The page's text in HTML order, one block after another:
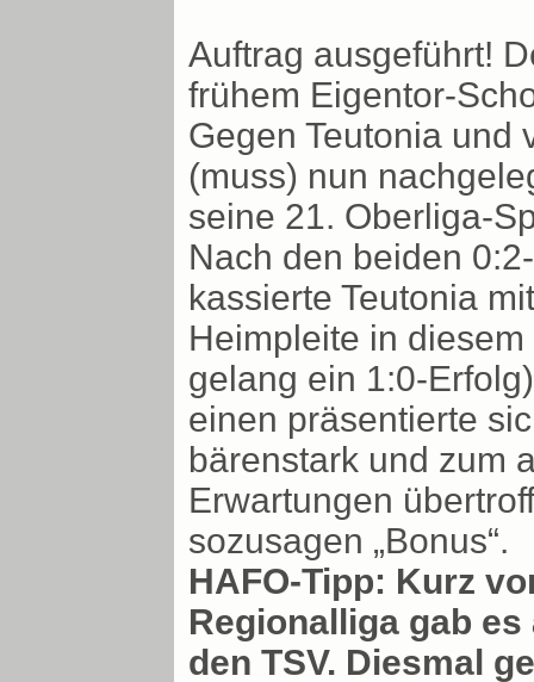
Auftrag ausgeführt!
frühem Eigentor-
Gegen Teutonia und
(muss) nun
seine 21. Oberliga-
Nach den beiden
kassierte Teutonia
Heimpleite in
gelang ein 1:0-
einen präsentierte
bärenstark und zum
Erwartungen
sozusagen „Bonus“.
HAFO-Tipp: Kurz
Regionalliga gab
den TSV. Diesmal